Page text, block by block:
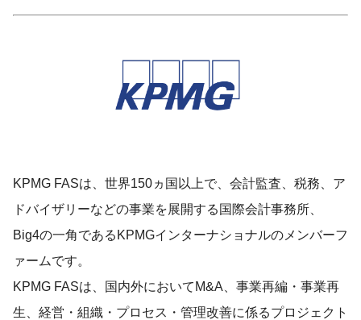
KPMG FASは、世界150ヵ国以上で、会計監査、税務、ア
ドバイザリーなどの事業を展開する国際会計事務所、
Big4の一角であるKPMGインターナショナルのメンバーフ
ァームです。
KPMG FASは、国内外においてM&A、事業再編・事業再
生、経営・組織・プロセス・管理改善に係るプロジェクト